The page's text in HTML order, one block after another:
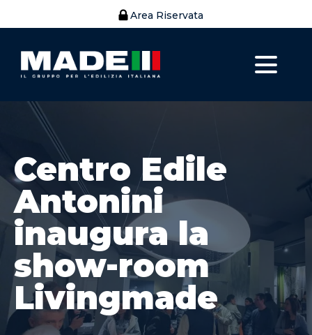
Area Riservata
Centro Edile
Antonini
inaugura la
show-room
Livingmade